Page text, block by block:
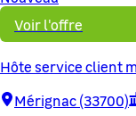
Voir l'offre
Hôte service client
Mérignac (33700)